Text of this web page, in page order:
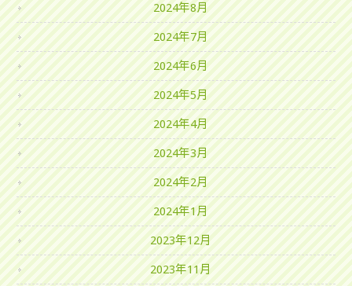
2024年8月
2024年7月
2024年6月
2024年5月
2024年4月
2024年3月
2024年2月
2024年1月
2023年12月
2023年11月